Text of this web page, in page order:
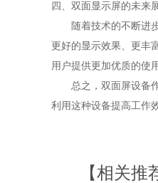
四、双面显示屏的未来
随着技术的不断进步
更好的显示效果、更丰
用户提供更加优质的使
总之，双面屏设备作
利用这种设备提高工作
【相关推